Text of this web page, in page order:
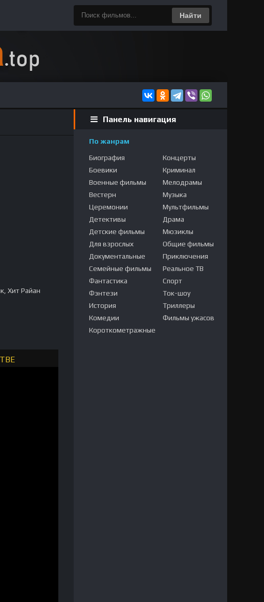
Найти
Хит Райан
Панель навигация
По жанрам
Биография
Боевики
Военные фильмы
Вестерн
Церемонии
Детективы
Детские фильмы
Для взрослых
Документальные
Семейные фильмы
Фантастика
Фэнтези
История
Комедии
Короткометражные
Концерты
Криминал
Мелодрамы
Музыка
Мультфильмы
Драма
Мюзиклы
Общие фильмы
Приключения
Реальное ТВ
Спорт
Ток-шоу
Триллеры
Фильмы ужасов